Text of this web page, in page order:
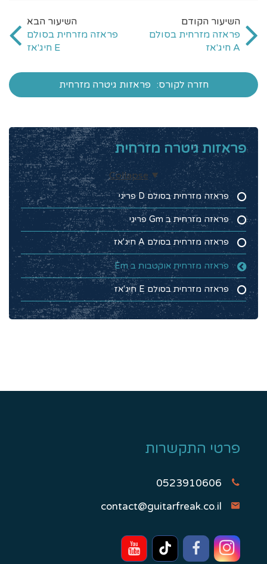
פראזה מזרחית בסולם
A חיג'אז
פראזה מזרחית בסולם
E חיג'אז
חזרה לקורס: פראזות גיטרה מזרחית
פראזות גיטרה מזרחית
Collapse
פראזה מזרחית בסולם D פריגי
פראזה מזרחית ב Gm פריגי
פראזה מזרחית בסולם A חיג'אז
פראזה מזרחית אוקטבות ב Em
פראזה מזרחית בסולם E חיג'אז
פרטי התקשרות
0523910606
contact@guitarfreak.co.il